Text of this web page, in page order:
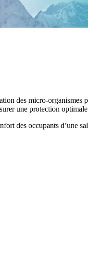
des micro-organismes
une protection
des occupants d’une